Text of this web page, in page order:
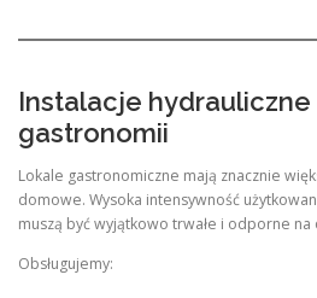
Instalacje
gastronomii
Lokale gastronomiczne mają znacznie
domowe. Wysoka intensywność
muszą być wyjątkowo trwałe i odporne na
Obsługujemy: